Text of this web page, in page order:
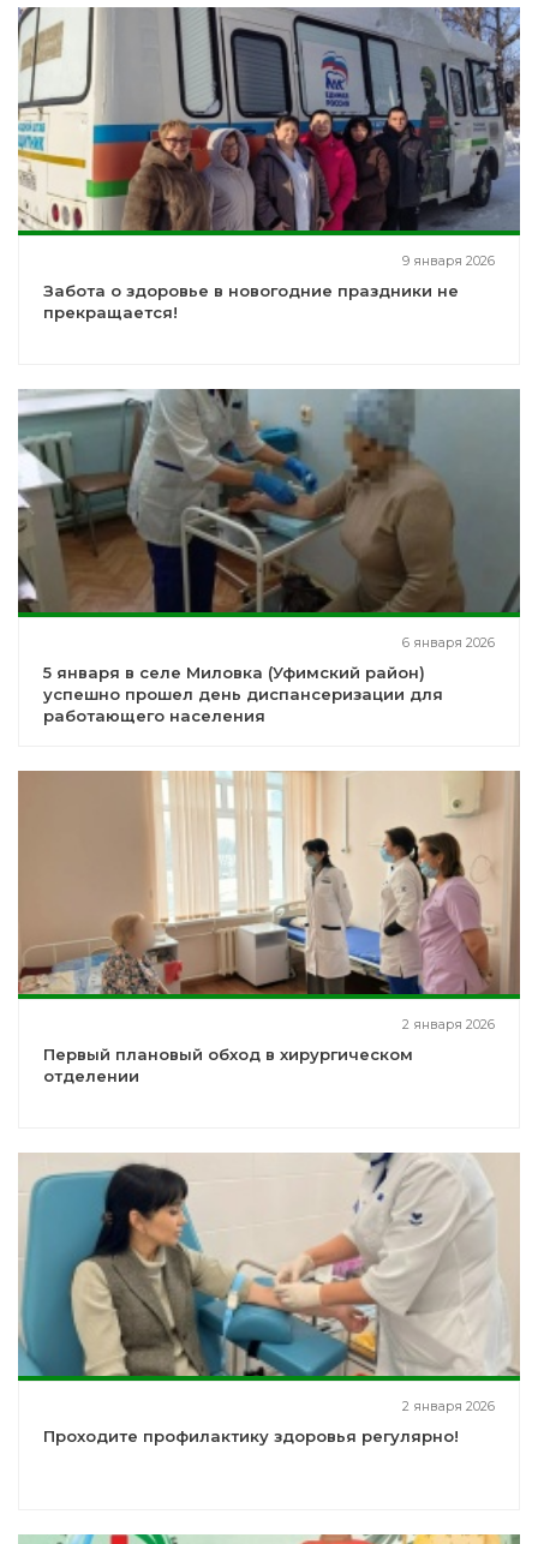
9 января 2026
Забота о здоровье в новогодние праздники не
прекращается!
6 января 2026
5 января в селе Миловка (Уфимский район)
успешно прошел день диспансеризации для
работающего населения
2 января 2026
Первый плановый обход в хирургическом
отделении
2 января 2026
Проходите профилактику здоровья регулярно!